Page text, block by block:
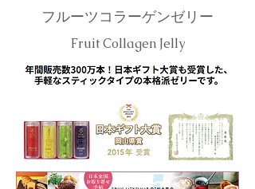
​フルーツコラーゲンゼリー
​Fruit Collagen Jelly